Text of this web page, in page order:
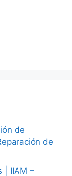
de
de
| IIAM –